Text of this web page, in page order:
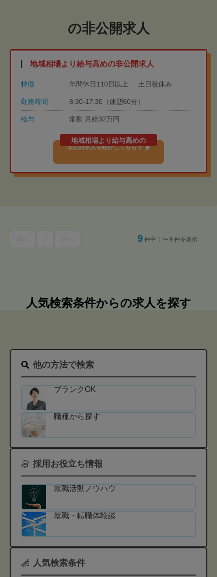
の非公開求人
地域相場より給与高めの非公開求人
特徴 年間休日110日以上 土日祝休み
勤務時間 8:30-17:30（休憩60分）
給与 常勤 月給32万円
地域相場より給与高めの
非公開求人を紹介してもらう
9 件中 1 〜 9 件を表示
人気検索条件からの求人を探す
他の方法で検索
ブランクOK
職種から探す
採用お役立ち情報
就職活動ノウハウ
就職・転職体験談
人気検索条件